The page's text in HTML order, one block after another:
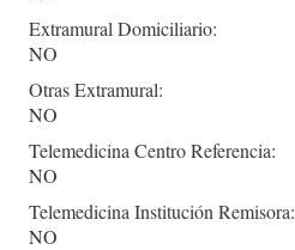
Extramural Domiciliario:
NO
Otras Extramural:
NO
Telemedicina Centro Referencia:
NO
Telemedicina Institución Remisora:
NO